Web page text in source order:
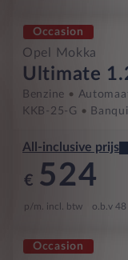
Occasion
Opel Mokka
Ultimate
Benzine
KKB-25-G
All-inclusive prijs
€ 524
p/m. incl. btw o.b.v
Occasion